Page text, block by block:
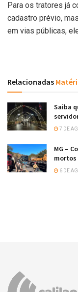
Para os tratores já
cadastro prévio,
em vias públicas,
Relacionadas
Saiba
7 DE
MG –
mortos
6 DE